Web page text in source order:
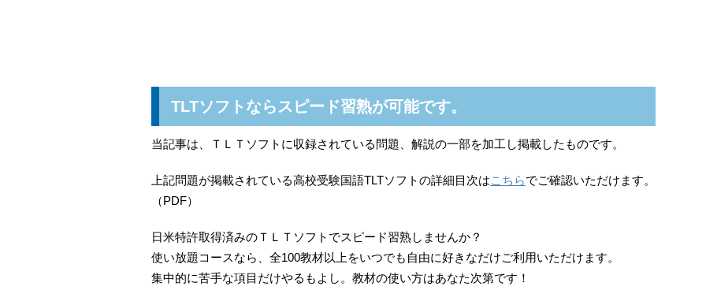
TLTソフトならスピード習熟が可能です。
当記事は、ＴＬＴソフトに収録されている問題、解説の一部を加工し掲載したものです。
上記問題が掲載されている高校受験国語TLTソフトの詳細目次はこちらでご確認いただけます。
（PDF）
日米特許取得済みのＴＬＴソフトでスピード習熟しませんか？
使い放題コースなら、全100教材以上をいつでも自由に好きなだけご利用いただけます。
集中的に苦手な項目だけやるもよし。教材の使い方はあなた次第です！